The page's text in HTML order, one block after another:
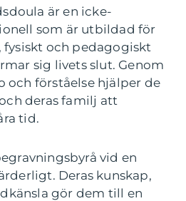
är en icke-
som är utbildad för
och pedagogiskt
sig livets slut. Genom
och förståelse hjälper de
deras familj att
tid.
vid en
Deras kunskap,
gör dem till en